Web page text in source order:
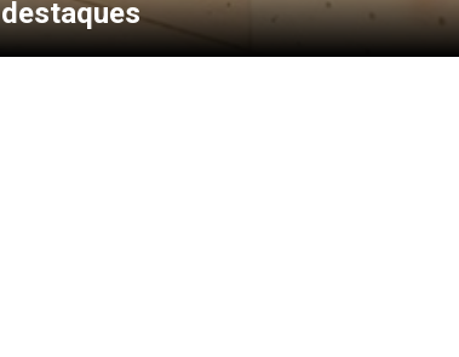
destaques